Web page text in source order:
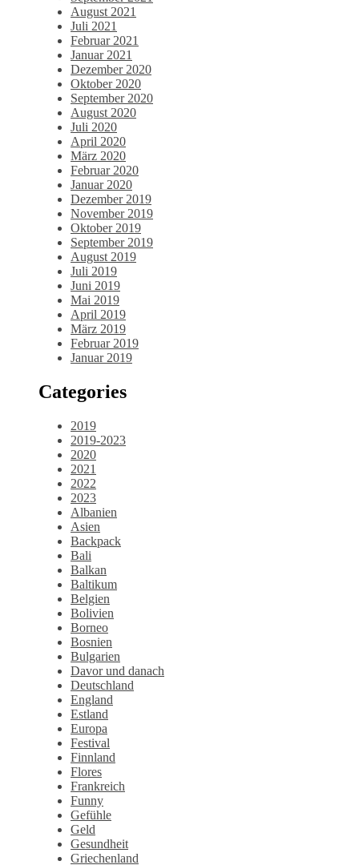
August 2021
Juli 2021
Februar 2021
Januar 2021
Dezember 2020
Oktober 2020
September 2020
August 2020
Juli 2020
April 2020
März 2020
Februar 2020
Januar 2020
Dezember 2019
November 2019
Oktober 2019
September 2019
August 2019
Juli 2019
Juni 2019
Mai 2019
April 2019
März 2019
Februar 2019
Januar 2019
Categories
2019
2019-2023
2020
2021
2022
2023
Albanien
Asien
Backpack
Bali
Balkan
Baltikum
Belgien
Bolivien
Borneo
Bosnien
Bulgarien
Davor und danach
Deutschland
England
Estland
Europa
Festival
Finnland
Flores
Frankreich
Funny
Gefühle
Geld
Gesundheit
Griechenland